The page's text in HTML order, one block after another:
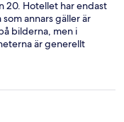
20. Hotellet har endast
annars gäller är
bilderna, men i
är generellt
säng var en
luktade det
pengar. Parkera då i